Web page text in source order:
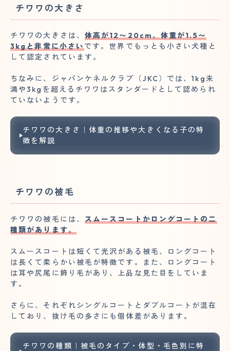
チワワの大きさ
チワワの大きさは、 体高が12〜20cm、体重が1.5〜
3kgと非常に小さい です。世界でもっとも小さい犬種と
して認定されています。
ちなみに、ジャパンケネルクラブ（JKC）では、1kg未
満や3kgを超えるチワワはスタンダードとして認められ
ていないようです。
チワワの大きさ｜体重の推移や大きくなる子の特
徴を解説
チワワの被毛
チワワの被毛には、 スムースコートかロングコートの二
種類があります。
スムースコートは短くて光沢がある被毛、ロングコート
は長くて柔らかい被毛が特徴です。また、ロングコート
は耳や尻尾に飾り毛があり、上品な見た目をしていま
す。
さらに、それぞれシングルコートとダブルコートが混在
しており、抜け毛の多さにも個体差があります。
チワワの種類｜被毛のタイプ・体型・毛色別に特